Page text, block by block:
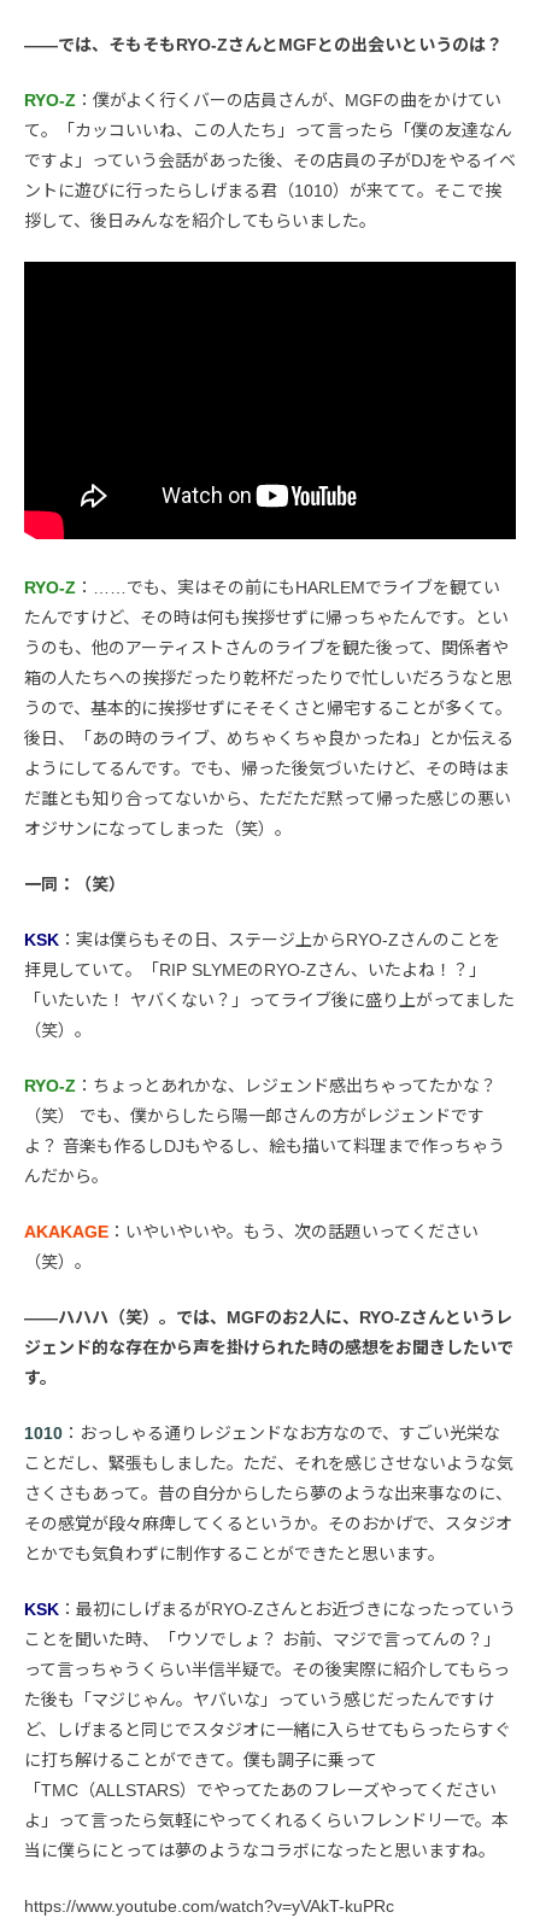
――では、そもそもRYO-ZさんとMGFとの出会いというのは？
RYO-Z ：僕がよく行くバーの店員さんが、MGFの曲をかけてい
て。「カッコいいね、この人たち」って言ったら「僕の友達なん
ですよ」っていう会話があった後、その店員の子がDJをやるイベ
ントに遊びに行ったらしげまる君（1010）が来てて。そこで挨
拶して、後日みんなを紹介してもらいました。
RYO-Z ：……でも、実はその前にもHARLEMでライブを観てい
たんですけど、その時は何も挨拶せずに帰っちゃたんです。とい
うのも、他のアーティストさんのライブを観た後って、関係者や
箱の人たちへの挨拶だったり乾杯だったりで忙しいだろうなと思
うので、基本的に挨拶せずにそそくさと帰宅することが多くて。
後日、「あの時のライブ、めちゃくちゃ良かったね」とか伝える
ようにしてるんです。でも、帰った後気づいたけど、その時はま
だ誰とも知り合ってないから、ただただ黙って帰った感じの悪い
オジサンになってしまった（笑）。
一同：（笑）
KSK ：実は僕らもその日、ステージ上からRYO-Zさんのことを
拝見していて。「RIP SLYMEのRYO-Zさん、いたよね！？」
「いたいた！ ヤバくない？」ってライブ後に盛り上がってました
（笑）。
RYO-Z ：ちょっとあれかな、レジェンド感出ちゃってたかな？
（笑） でも、僕からしたら陽一郎さんの方がレジェンドです
よ？ 音楽も作るしDJもやるし、絵も描いて料理まで作っちゃう
んだから。
AKAKAGE ：いやいやいや。もう、次の話題いってください
（笑）。
――ハハハ（笑）。では、MGFのお2人に、RYO-Zさんというレ
ジェンド的な存在から声を掛けられた時の感想をお聞きしたいで
す。
1010 ：おっしゃる通りレジェンドなお方なので、すごい光栄な
ことだし、緊張もしました。ただ、それを感じさせないような気
さくさもあって。昔の自分からしたら夢のような出来事なのに、
その感覚が段々麻痺してくるというか。そのおかげで、スタジオ
とかでも気負わずに制作することができたと思います。
KSK ：最初にしげまるがRYO-Zさんとお近づきになったっていう
ことを聞いた時、「ウソでしょ？ お前、マジで言ってんの？」
って言っちゃうくらい半信半疑で。その後実際に紹介してもらっ
た後も「マジじゃん。ヤバいな」っていう感じだったんですけ
ど、しげまると同じでスタジオに一緒に入らせてもらったらすぐ
に打ち解けることができて。僕も調子に乗って
「TMC（ALLSTARS）でやってたあのフレーズやってください
よ」って言ったら気軽にやってくれるくらいフレンドリーで。本
当に僕らにとっては夢のようなコラボになったと思いますね。
https://www.youtube.com/watch?v=yVAkT-kuPRc